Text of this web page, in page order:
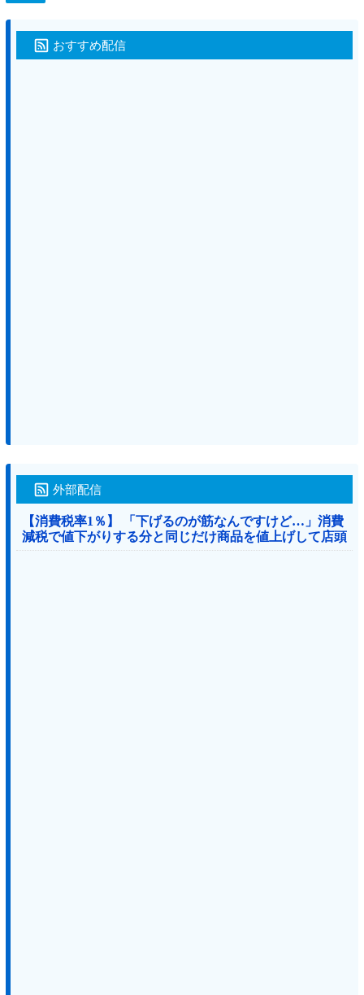
おすすめ配信
外部配信
【消費税率1％】 「下げるのが筋なんですけど…」消費
減税で値下がりする分と同じだけ商品を値上げして店頭
価格を変えない店も